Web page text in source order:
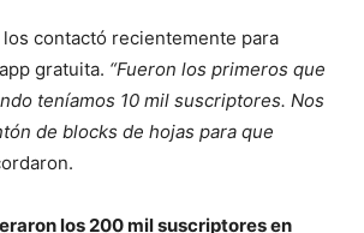
los contactó recientemente para
gratuita. “Fueron los primeros que
teníamos 10 mil suscriptores. Nos
de blocks de hojas para que
los 200 mil suscriptores en